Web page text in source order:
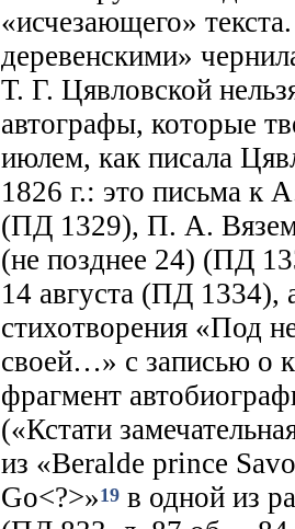
«исчезающего»
деревенскими»
Т. Г. Цявловской
автографы, которые
июлем, как писала
1826 г.: это письма к
(ПД 1329), П. А.
(не позднее 24) (ПД
14 августа (ПД 1334),
стихотворения «Под
своей…» с записью о
фрагмент
(«Кстати
из «Beralde prince
Go<?>»19в одной из